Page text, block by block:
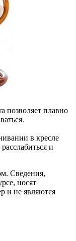
позволяет плавно
в кресле
и
Сведения,
носят
и не являются